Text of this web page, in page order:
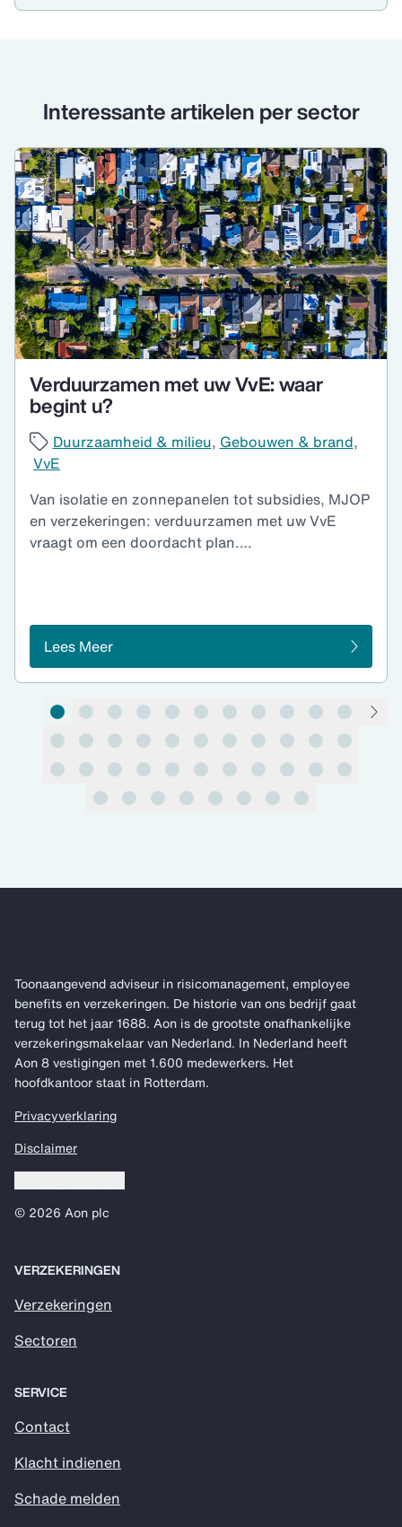
Interessante artikelen per sector
Verduurzamen met uw VvE: waar
begint u?
Duurzaamheid & milieu Gebouwen & brand
VvE
Van isolatie en zonnepanelen tot subsidies, MJOP
en verzekeringen: verduurzamen met uw VvE
vraagt om een doordacht plan.…
Lees Meer
Toonaangevend adviseur in risicomanagement, employee
benefits en verzekeringen. De historie van ons bedrijf gaat
terug tot het jaar 1688. Aon is de grootste onafhankelijke
verzekeringsmakelaar van Nederland. In Nederland heeft
Aon 8 vestigingen met 1.600 medewerkers. Het
hoofdkantoor staat in Rotterdam.
Privacyverklaring
Disclaimer
© 2026 Aon plc
VERZEKERINGEN
Verzekeringen
Sectoren
SERVICE
Contact
Klacht indienen
Schade melden